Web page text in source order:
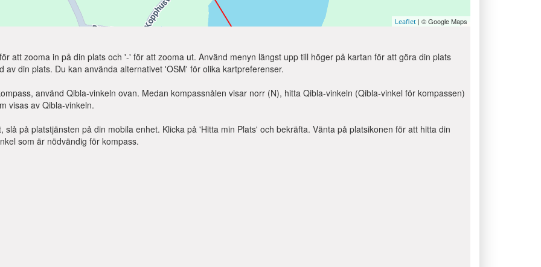
Leaflet | © Google Maps
att zooma in på din plats och '-' för att zooma ut. Använd menyn längst upp till höger på kartan för att göra din plats
din plats. Du kan använda alternativet 'OSM' för olika kartpreferenser.
använd Qibla-vinkeln ovan. Medan kompassnålen visar norr (N), hitta Qibla-vinkeln (Qibla-vinkel för kompassen)
visas av Qibla-vinkeln.
på platstjänsten på din mobila enhet. Klicka på 'Hitta min Plats' och bekräfta. Vänta på platsikonen för att hitta din
som är nödvändig för kompass.